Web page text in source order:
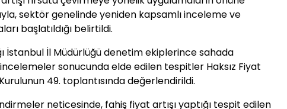
sektör genelinde yeniden kapsamlı inceleme ve
başlatıldığı belirtildi.
İstanbul İl Müdürlüğü denetim ekiplerince sahada
sonucunda elde edilen tespitler Haksız Fiyat
49. toplantısında değerlendirildi.
neticesinde, fahiş fiyat artışı yaptığı tespit edilen